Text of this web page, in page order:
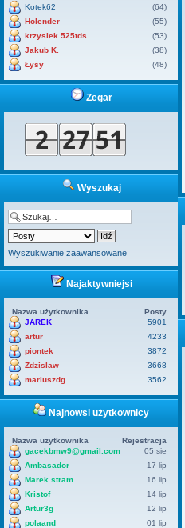
Kotek62
(64)
Holender
(55)
krzysiek 525tds
(53)
Jakub K.
(38)
Łysy
(48)
Zegar
Wyszukaj
Wyszukiwanie zaawansowane
Najaktywniejsi
Nazwa użytkownika
Posty
JAREK
5901
artur
4233
piontek
3872
Zdzislaw
3668
mariuszdg
3562
Najnowsi użytkownicy
Nazwa użytkownika
Rejestracja
gacekbmw9@gmail.com
05 sie
Ambasador
17 lip
Marek stram
16 lip
Kristof
14 lip
Artur3g
12 lip
polaand
01 lip